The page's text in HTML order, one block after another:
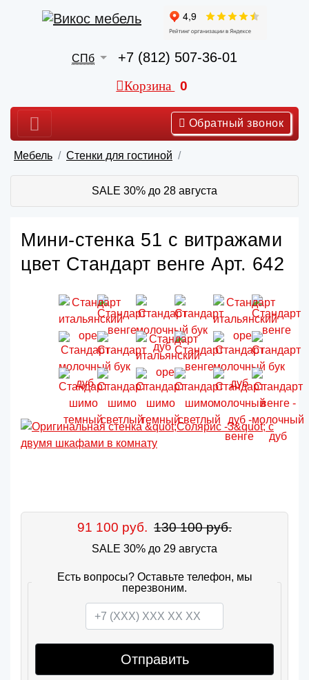
СПб +7 (812) 507-36-01
Корзина 0
Обратный звонок
Мебель Стенки для гостиной
SALE 30% до 28 августа
Мини-стенка 51 с витражами
цвет Стандарт венге Арт. 642
91 100 руб. 130 100 руб.
SALE 30% до 29 августа
Есть вопросы? Оставьте телефон, мы
перезвоним.
Отправить